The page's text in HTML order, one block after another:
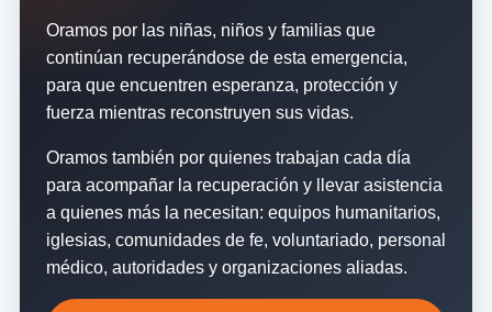
Oramos por las niñas, niños y familias que
continúan recuperándose de esta emergencia,
para que encuentren esperanza, protección y
fuerza mientras reconstruyen sus vidas.
Oramos también por quienes trabajan cada día
para acompañar la recuperación y llevar asistencia
a quienes más la necesitan: equipos humanitarios,
iglesias, comunidades de fe, voluntariado, personal
médico, autoridades y organizaciones aliadas.